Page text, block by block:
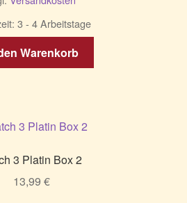
3 - 4 Arbeitstage
Warenkorb
3 Platin Box 2
13,99 €